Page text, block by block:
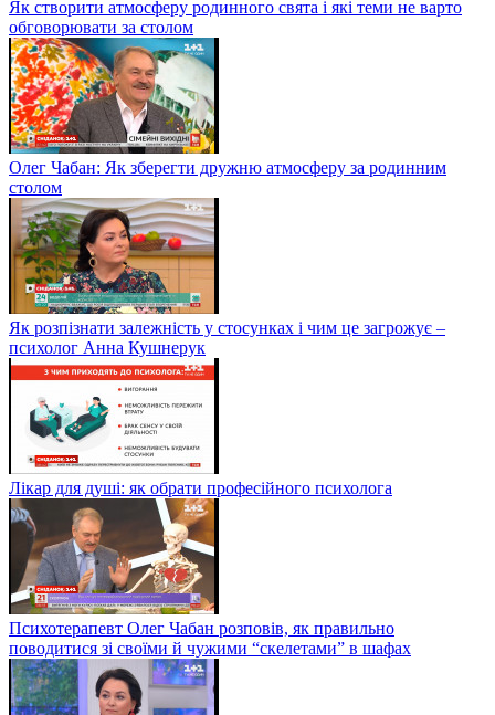
Як створити атмосферу родинного свята і які теми не варто
обговорювати за столом
Олег Чабан: Як зберегти дружню атмосферу за родинним
столом
Як розпізнати залежність у стосунках і чим це загрожує –
психолог Анна Кушнерук
Лікар для душі: як обрати професійного психолога
Психотерапевт Олег Чабан розповів, як правильно
поводитися зі своїми й чужими “скелетами” в шафах